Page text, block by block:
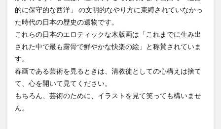
的に保守的な西洋」 の文明的なやり方に束縛されていなかっ
た時代の日本の歴史の遺物です。
これらの日本のエロティックな木版画は「これまでに生み出
された中で最も露骨で鮮やかな快楽の絵」と称賛されていま
す。
春画である芸術を見るときは、清教徒としての心構えは捨て
て、心を開いて見てください。
もちろん、芸術のために、イラストを見て笑っても構いませ
ん。